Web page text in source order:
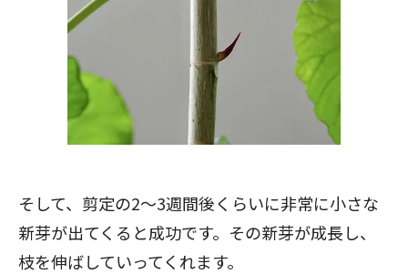
そして、剪定の2～3週間後くらいに非常に小さな
新芽が出てくると成功です。その新芽が成長し、
枝を伸ばしていってくれます。